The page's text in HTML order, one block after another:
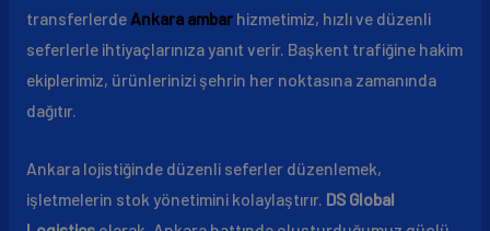
transferlerde Ankara ambarhizmetimiz, hızlı ve düzenli
seferlerle ihtiyaçlarınıza yanıt verir. Başkent trafiğine hakim
ekiplerimiz, ürünlerinizi şehrin her noktasına zamanında
dağıtır.
Ankara lojistiğinde düzenli seferler düzenlemek,
işletmelerin stok yönetimini kolaylaştırır. DS Global